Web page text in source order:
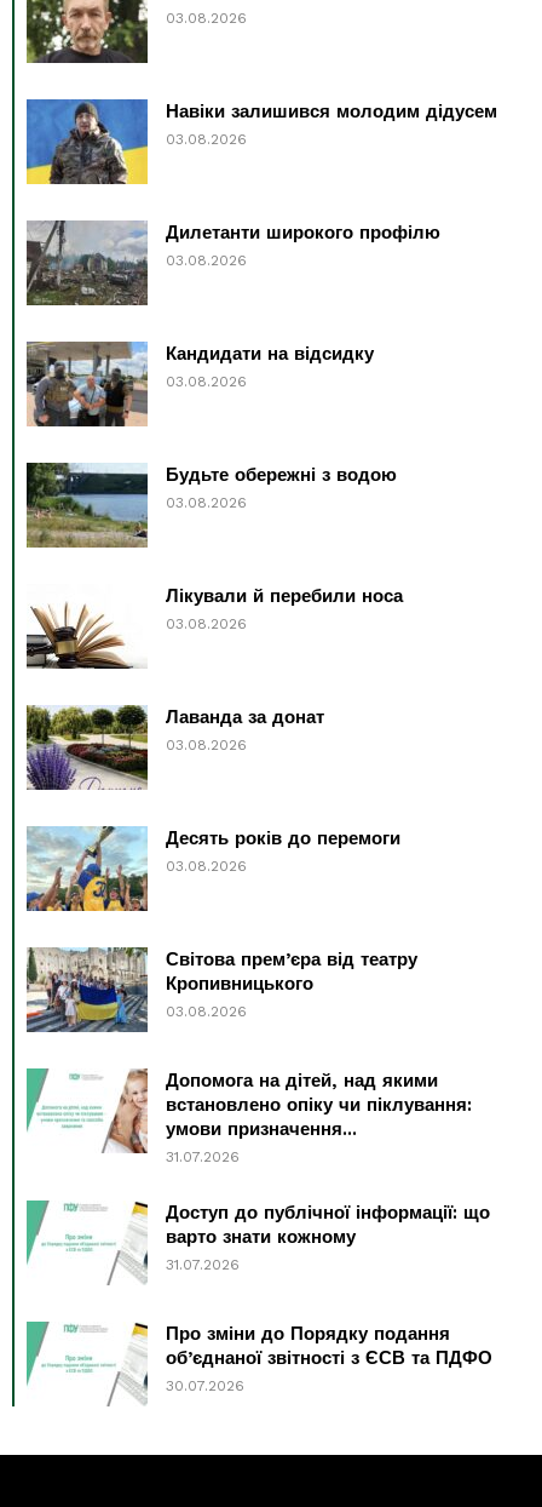
03.08.2026
Навіки залишився молодим дідусем
03.08.2026
Дилетанти широкого профілю
03.08.2026
Кандидати на відсидку
03.08.2026
Будьте обережні з водою
03.08.2026
Лікували й перебили носа
03.08.2026
Лаванда за донат
03.08.2026
Десять років до перемоги
03.08.2026
Світова прем’єра від театру
Кропивницького
03.08.2026
Допомога на дітей, над якими
встановлено опіку чи піклування:
умови призначення...
31.07.2026
Доступ до публічної інформації: що
варто знати кожному
31.07.2026
Про зміни до Порядку подання
об’єднаної звітності з ЄСВ та ПДФО
30.07.2026